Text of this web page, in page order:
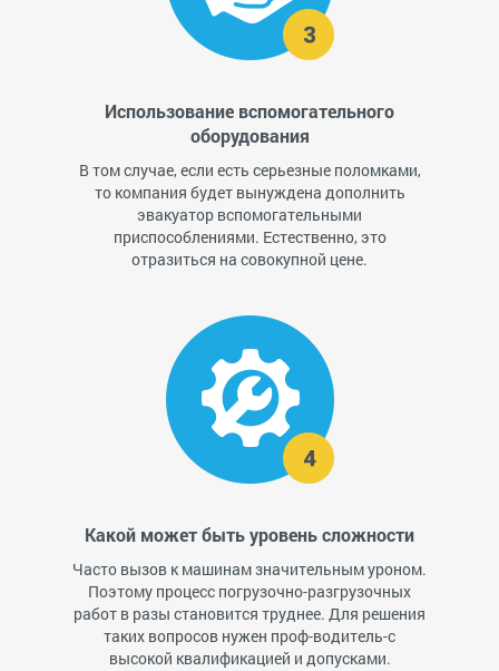
Использование вспомогательного
оборудования
В том случае, если есть серьезные поломками,
то компания будет вынуждена дополнить
эвакуатор вспомогательными
приспособлениями. Естественно, это
отразиться на совокупной цене.
Какой может быть уровень сложности
Часто вызов к машинам значительным уроном.
Поэтому процесс погрузочно-разгрузочных
работ в разы становится труднее. Для решения
таких вопросов нужен проф-водитель-с
высокой квалификацией и допусками.